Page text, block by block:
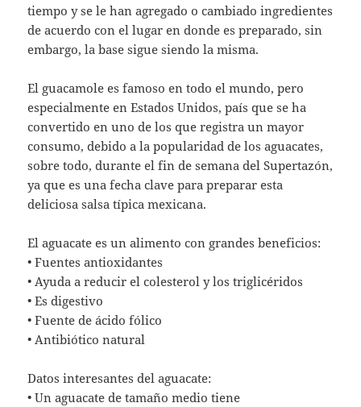
tiempo y se le han agregado o cambiado ingredientes
de acuerdo con el lugar en donde es preparado, sin
embargo, la base sigue siendo la misma.
El guacamole es famoso en todo el mundo, pero
especialmente en Estados Unidos, país que se ha
convertido en uno de los que registra un mayor
consumo, debido a la popularidad de los aguacates,
sobre todo, durante el fin de semana del Supertazón,
ya que es una fecha clave para preparar esta
deliciosa salsa típica mexicana.
El aguacate es un alimento con grandes beneficios:
• Fuentes antioxidantes
• Ayuda a reducir el colesterol y los triglicéridos
• Es digestivo
• Fuente de ácido fólico
• Antibiótico natural
Datos interesantes del aguacate:
• Un aguacate de tamaño medio tiene